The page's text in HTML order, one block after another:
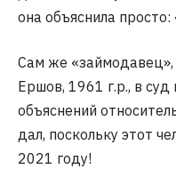
она объяснила просто:
Сам же
Ершов, 1961 г.р., в суд
объяснений
дал, поскольку этот
2021 году!